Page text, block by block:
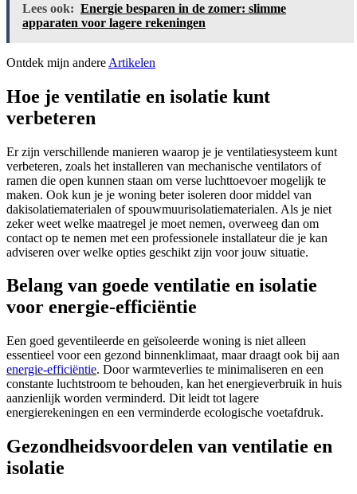
Lees ook: Energie besparen in de zomer: slimme
apparaten voor lagere rekeningen
Ontdek mijn andere Artikelen
Hoe je ventilatie en isolatie kunt
verbeteren
Er zijn verschillende manieren waarop je je ventilatiesysteem kunt
verbeteren, zoals het installeren van mechanische ventilators of
ramen die open kunnen staan ​​om verse luchttoevoer mogelijk te
maken. Ook kun je je woning beter isoleren door middel van
dakisolatiematerialen of spouwmuurisolatiematerialen. Als je niet
zeker weet welke maatregel je moet nemen, overweeg dan om
contact op te nemen met een professionele installateur die je kan
adviseren over welke opties geschikt zijn voor jouw situatie.
Belang van goede ventilatie en isolatie
voor energie-efficiëntie
Een goed geventileerde en geïsoleerde woning is niet alleen
essentieel voor een gezond binnenklimaat, maar draagt ook bij aan
energie-efficiëntie. Door warmteverlies te minimaliseren en een
constante luchtstroom te behouden, kan het energieverbruik in huis
aanzienlijk worden verminderd. Dit leidt tot lagere
energierekeningen en een verminderde ecologische voetafdruk.
Gezondheidsvoordelen van ventilatie en
isolatie